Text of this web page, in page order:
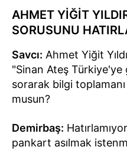
AHMET YİĞİT
SORUSUNU
Savcı: Ahmet Yiğit
"Sinan Ateş Türkiye'ye
sorarak bilgi
musun?
Demirbaş:
pankart asılmak